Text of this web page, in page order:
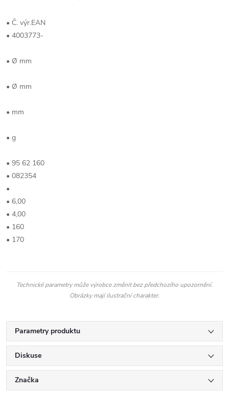
• Č. výr.EAN
• 4003773-
• Ø mm
• Ø mm
• mm
• g
• 95 62 160
• 082354
•
• 6,00
• 4,00
• 160
• 170
Technické parametry může výrobce změnit bez předchozího upozornění.
Obrázky mají ilustrační charakter.
Parametry produktu
Diskuse
Značka